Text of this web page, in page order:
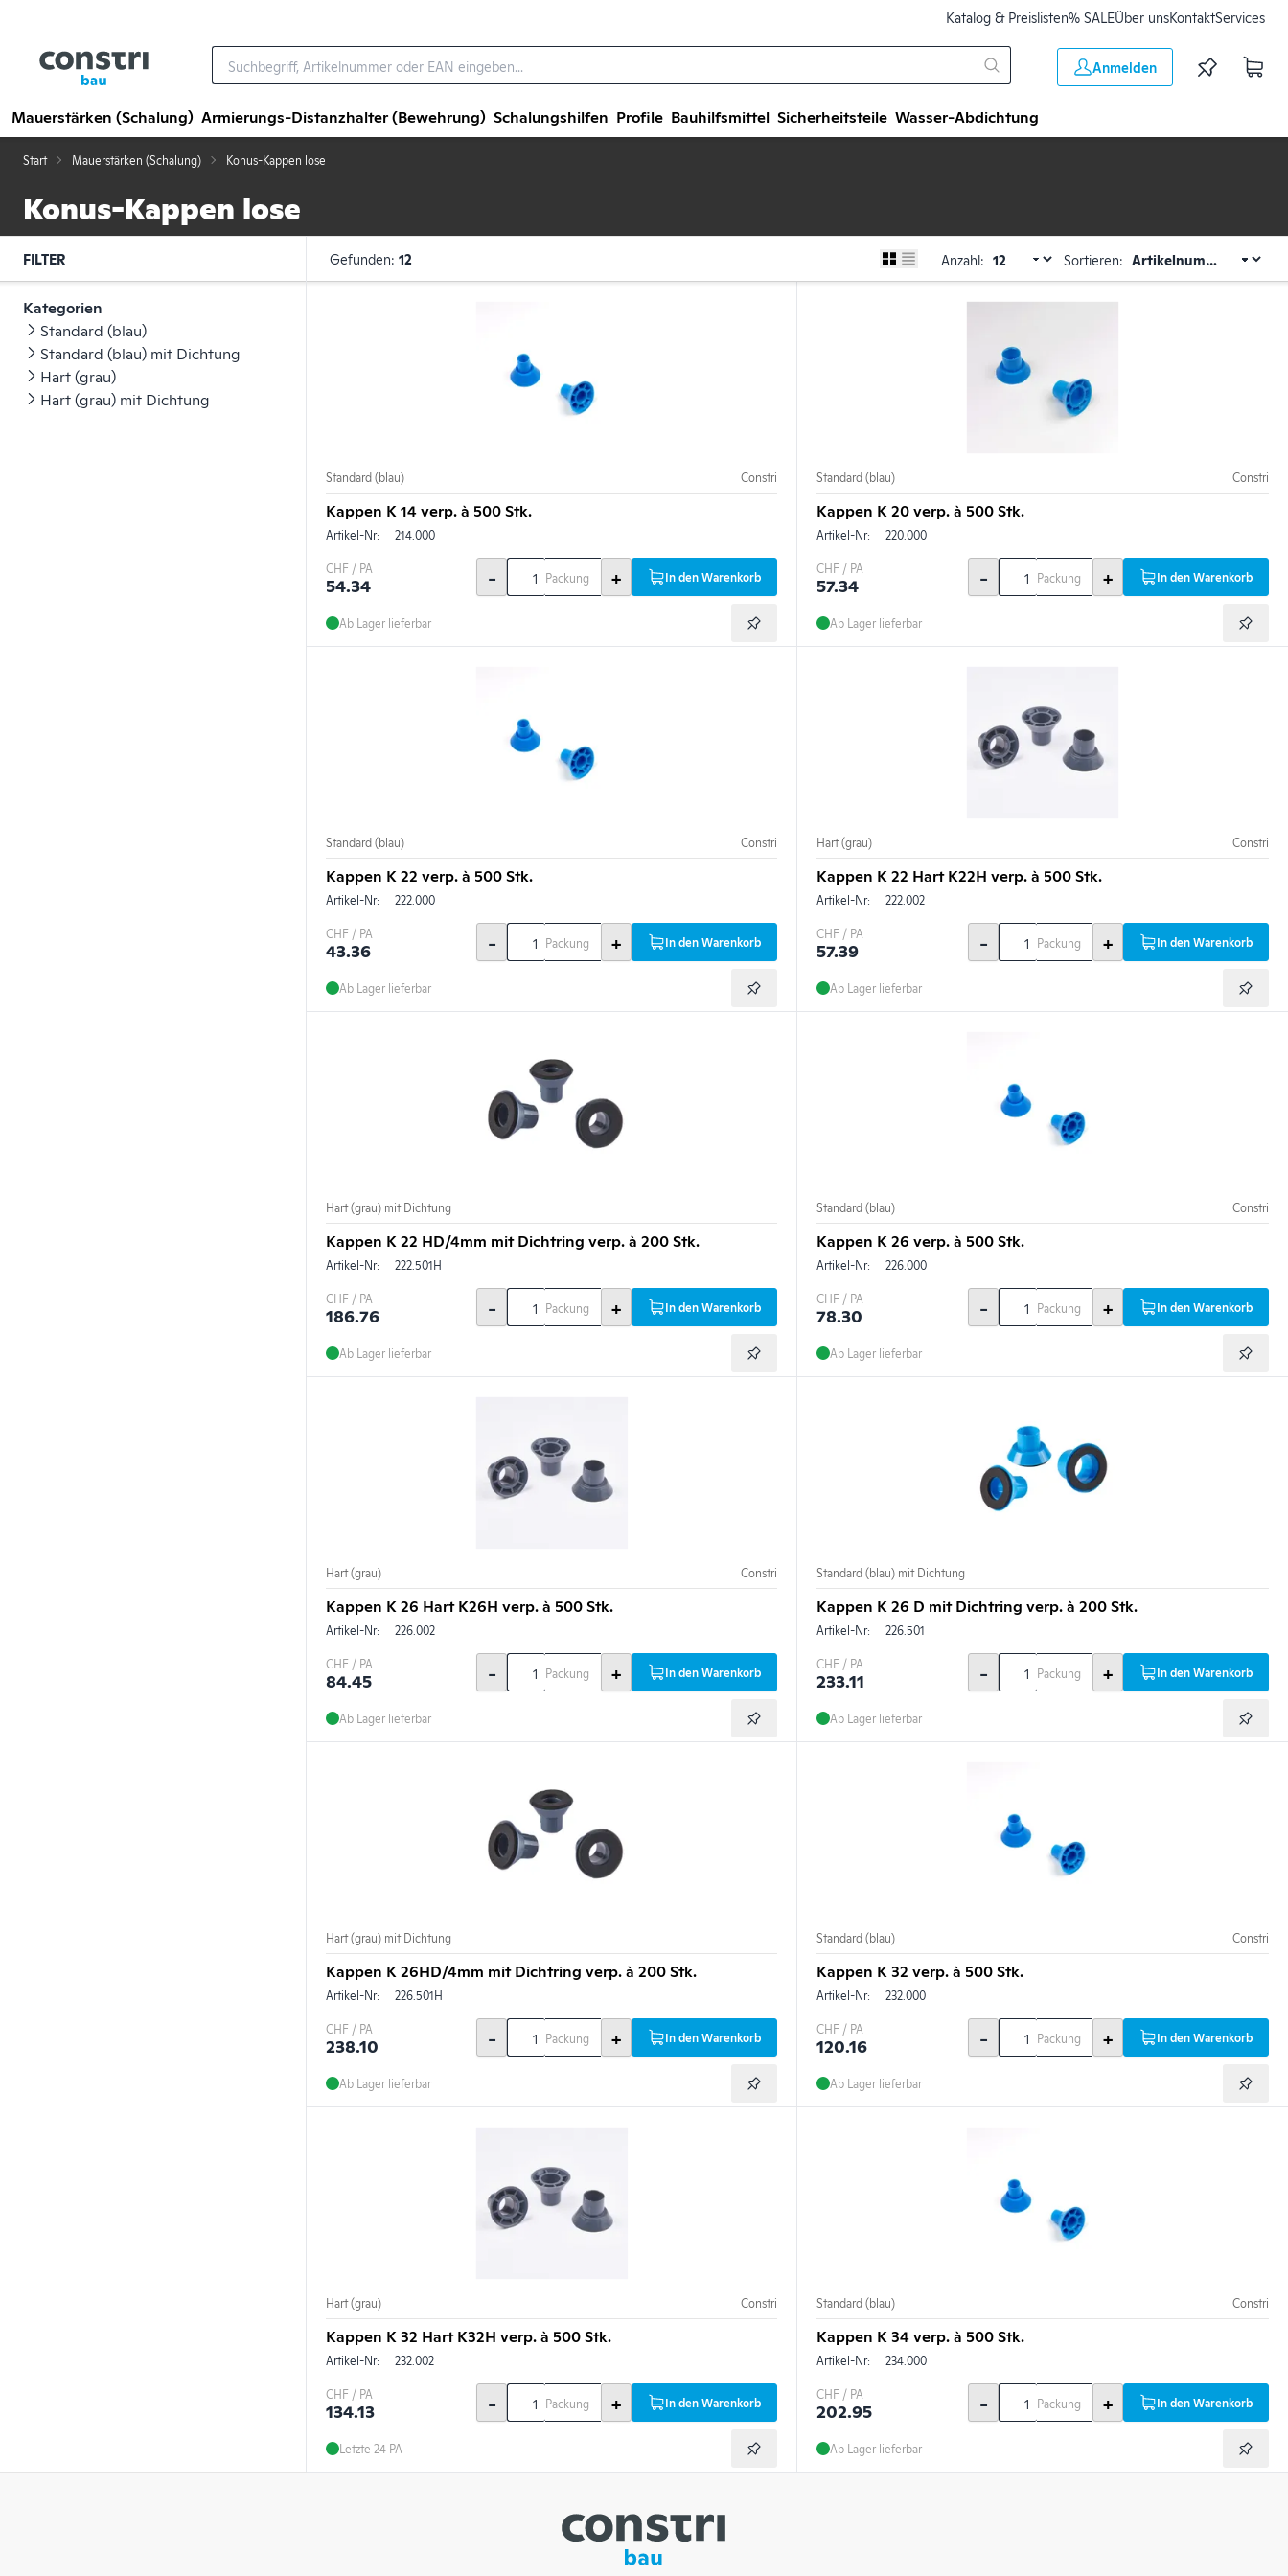
Katalog & Preislisten% SALEÜber unsKontaktServices
Anmelden
Mauerstärken (Schalung) Armierungs-Distanzhalter (Bewehrung) Schalungshilfen Profile Bauhilfsmittel Sicherheitsteile Wasser-Abdichtung
Start Mauerstärken (Schalung) Konus-Kappen lose
Konus-Kappen lose
FILTER
Kategorien
Standard (blau)
Standard (blau) mit Dichtung
Hart (grau)
Hart (grau) mit Dichtung
Gefunden: 12 Anzahl: Sortieren:
Standard (blau) Constri
Kappen K 14 verp. à 500 Stk.
Artikel-Nr: 214.000
CHF / PA
54.34 - Packung + In den Warenkorb
Ab Lager lieferbar
Standard (blau) Constri
Kappen K 20 verp. à 500 Stk.
Artikel-Nr: 220.000
CHF / PA
57.34 - Packung + In den Warenkorb
Ab Lager lieferbar
Standard (blau) Constri
Kappen K 22 verp. à 500 Stk.
Artikel-Nr: 222.000
CHF / PA
43.36 - Packung + In den Warenkorb
Ab Lager lieferbar
Hart (grau) Constri
Kappen K 22 Hart K22H verp. à 500 Stk.
Artikel-Nr: 222.002
CHF / PA
57.39 - Packung + In den Warenkorb
Ab Lager lieferbar
Hart (grau) mit Dichtung
Kappen K 22 HD/4mm mit Dichtring verp. à 200 Stk.
Artikel-Nr: 222.501H
CHF / PA
186.76 - Packung + In den Warenkorb
Ab Lager lieferbar
Standard (blau) Constri
Kappen K 26 verp. à 500 Stk.
Artikel-Nr: 226.000
CHF / PA
78.30 - Packung + In den Warenkorb
Ab Lager lieferbar
Hart (grau) Constri
Kappen K 26 Hart K26H verp. à 500 Stk.
Artikel-Nr: 226.002
CHF / PA
84.45 - Packung + In den Warenkorb
Ab Lager lieferbar
Standard (blau) mit Dichtung
Kappen K 26 D mit Dichtring verp. à 200 Stk.
Artikel-Nr: 226.501
CHF / PA
233.11 - Packung + In den Warenkorb
Ab Lager lieferbar
Hart (grau) mit Dichtung
Kappen K 26HD/4mm mit Dichtring verp. à 200 Stk.
Artikel-Nr: 226.501H
CHF / PA
238.10 - Packung + In den Warenkorb
Ab Lager lieferbar
Standard (blau) Constri
Kappen K 32 verp. à 500 Stk.
Artikel-Nr: 232.000
CHF / PA
120.16 - Packung + In den Warenkorb
Ab Lager lieferbar
Hart (grau) Constri
Kappen K 32 Hart K32H verp. à 500 Stk.
Artikel-Nr: 232.002
CHF / PA
134.13 - Packung + In den Warenkorb
Letzte 24 PA
Standard (blau) Constri
Kappen K 34 verp. à 500 Stk.
Artikel-Nr: 234.000
CHF / PA
202.95 - Packung + In den Warenkorb
Ab Lager lieferbar